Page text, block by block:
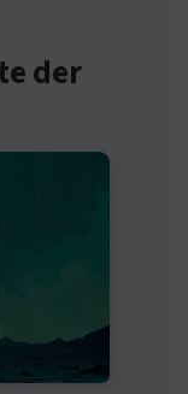
der